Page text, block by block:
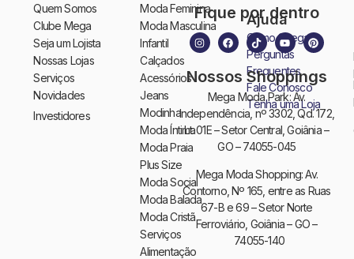
Quem Somos
Clube Mega
Seja um Lojista
Nossas Lojas
Serviços
Novidades
Investidores
Moda Feminina
Moda Masculina
Infantil
Calçados
Acessórios
Jeans
Modinha
Moda Íntima
Moda Praia
Plus Size
Moda Social
Moda Balada
Moda Cristã
Serviços
Alimentação
Ajuda
Como Chegar
Perguntas
Frequentes
Fale Conosco
Tenha uma Loja
Fique por dentro
Nossos Shoppings
Mega Moda Park: Av.
Independência, nº 3302, Qd. 172,
Lt. 01E – Setor Central, Goiânia –
GO – 74055-045
Mega Moda Shopping: Av.
Contorno, Nº 165, entre as Ruas
67-B e 69 – Setor Norte
Ferroviário, Goiânia – GO –
74055-140